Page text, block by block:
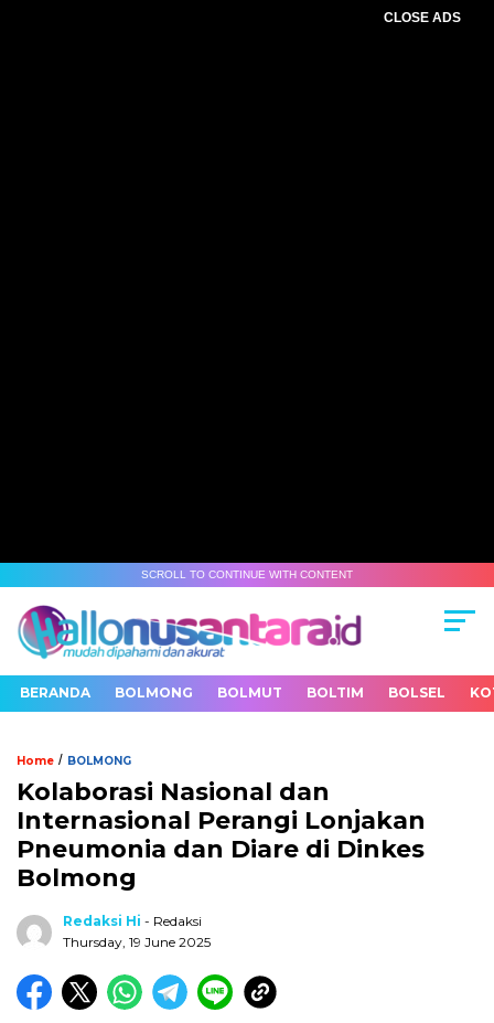
CLOSE ADS
SCROLL TO CONTINUE WITH CONTENT
BERANDA BOLMONG BOLMUT BOLTIM BOLSEL
Home / BOLMONG
Kolaborasi Nasional dan
Internasional Perangi Lonjakan
Pneumonia dan Diare di Dinkes
Bolmong
Redaksi Hi - Redaksi
Thursday, 19 June 2025